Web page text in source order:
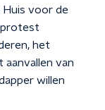
voor de
protest
het
van
willen